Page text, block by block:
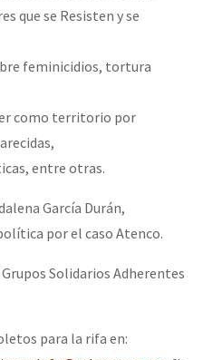
que se Resisten y se
feminicidios, tortura
como territorio por
entre otras.
García Durán,
por el caso Atenco.
Solidarios Adherentes
para la rifa en: